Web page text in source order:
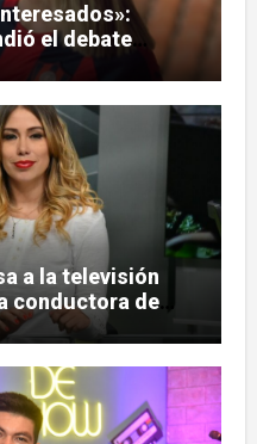
el debate
a la televisión
conductora de